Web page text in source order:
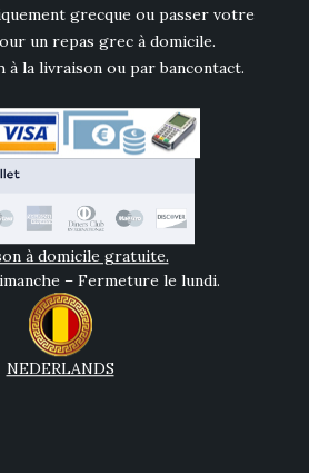
grecque ou passer votre
un repas grec à domicile.
à la livraison ou par bancontact.
à domicile gratuite.
– Fermeture le lundi.
NEDERLANDS